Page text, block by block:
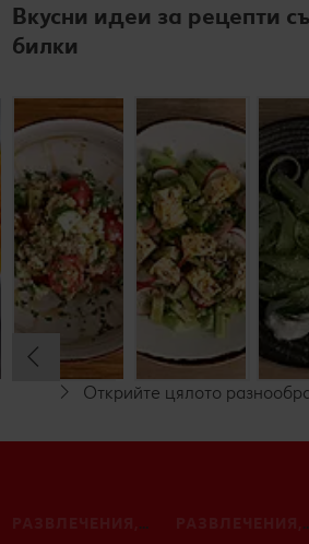
Вкусни идеи за рецепти
билки
Крем супа
карфиол и
моркови
До 60 минути
Начинаещи
Салата с
До 60 минути
Начинаещи
С видео
сирене
До 30
С
Открийте цялото
РАЗВЛЕЧЕНИЯ, ОТДИХ И СВОБОДНО ВРЕМЕ РАЗВЛЕЧЕНИЯ,